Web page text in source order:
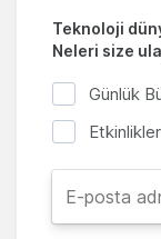
Teknoloji
Neleri size
Günlük
Etkinlikler